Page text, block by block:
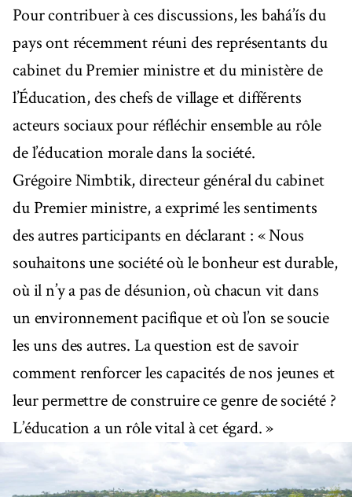
Pour contribuer à ces discussions, les bahá’ís du
pays ont récemment réuni des représentants du
cabinet du Premier ministre et du ministère de
l’Éducation, des chefs de village et différents
acteurs sociaux pour réfléchir ensemble au rôle
de l’éducation morale dans la société.
Grégoire Nimbtik, directeur général du cabinet
du Premier ministre, a exprimé les sentiments
des autres participants en déclarant : « Nous
souhaitons une société où le bonheur est durable,
où il n’y a pas de désunion, où chacun vit dans
un environnement pacifique et où l’on se soucie
les uns des autres. La question est de savoir
comment renforcer les capacités de nos jeunes et
leur permettre de construire ce genre de société ?
L’éducation a un rôle vital à cet égard. »